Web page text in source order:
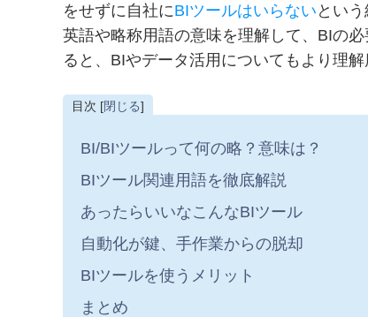
をせずに自社にBIツールはいらない とい
英語や略称用語の意味を理解して、BIの
ると、BIやデータ活用についてもより理解
目次 [閉じる]
BI/BIツールって何の略？意味は？
BIツール関連用語を徹底解説
あったらいいなこんなBIツール
自動化が鍵、手作業からの脱却
BIツールを使うメリット
まとめ